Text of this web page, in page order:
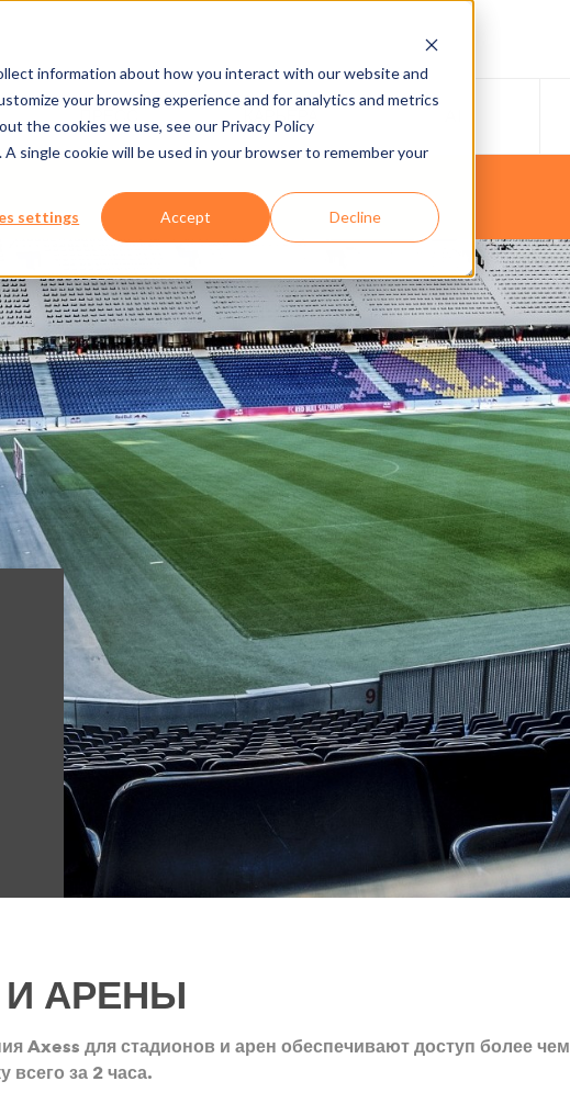
information about how you interact with our website and
your browsing experience and for analytics and metrics
the cookies we use, see our Privacy Policy
single cookie will be used in your browser to remember your
settings Accept Decline
ПРЕСС КАРЬЕРА
АРЕНЫ
Axess для стадионов и арен обеспечивают доступ более чем
всего за 2 часа.